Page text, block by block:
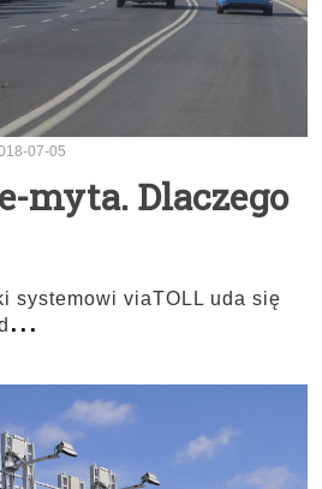
07-05
myta. Dlaczego
systemowi viaTOLL uda się
...